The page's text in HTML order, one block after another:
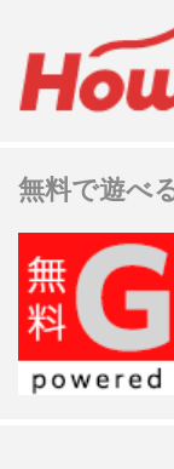
無料で遊べ